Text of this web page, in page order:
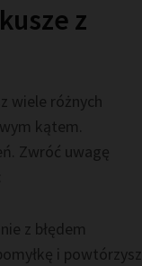
z
wiele różnych
kątem.
Zwróć uwagę
z błędem
i powtórzysz